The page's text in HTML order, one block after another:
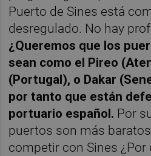
Puerto de Sines está
desregulado. No hay
¿Queremos que los
sean como el Pireo
(Portugal), o Dakar
por tanto que están
portuario español. Por
puertos son más
competir con Sines ¿Por